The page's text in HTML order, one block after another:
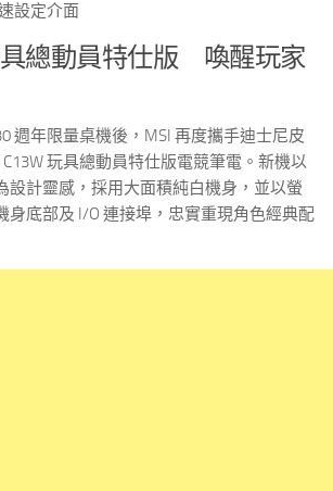
設定介面
具總動員特仕版 喚醒玩家
週年限量桌機後，MSI 再度攜手迪士尼皮
C13W 玩具總動員特仕版電競筆電。新機以
設計靈感，採用大面積純白機身，並以螢
身底部及 I/O 連接埠，忠實重現角色經典配